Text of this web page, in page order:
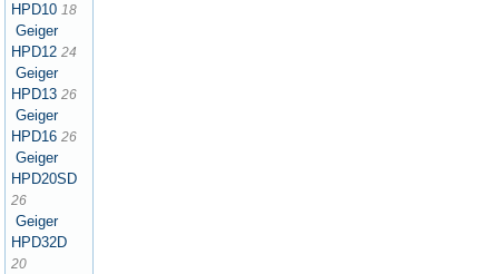
HPD10 18
Geiger
HPD12 24
Geiger
HPD13 26
Geiger
HPD16 26
Geiger
HPD20SD
26
Geiger
HPD32D
20